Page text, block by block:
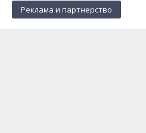
Реклама и партнерство